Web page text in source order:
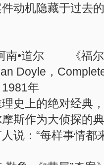
动机隐藏于过去
柯南•道尔 《福
Doyle，
年
史上的绝对经典
斯作为大侦探的
说：“每样事情都